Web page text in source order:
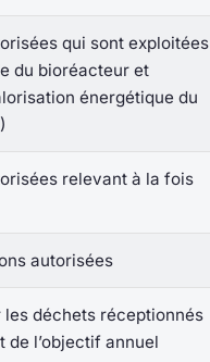
qui sont exploitées
du bioréacteur et
énergétique du
relevant à la fois
autorisées
déchets réceptionnés
de l’objectif annuel